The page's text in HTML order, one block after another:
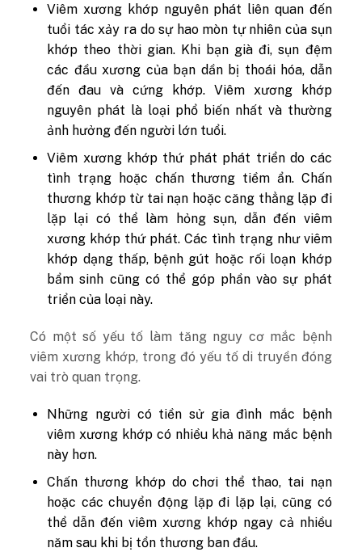
Viêm xương khớp nguyên phát liên quan đến
tuổi tác xảy ra do sự hao mòn tự nhiên của sụn
khớp theo thời gian. Khi bạn già đi, sụn đệm
các đầu xương của bạn dần bị thoái hóa, dẫn
đến đau và cứng khớp. Viêm xương khớp
nguyên phát là loại phổ biến nhất và thường
ảnh hưởng đến người lớn tuổi.
Viêm xương khớp thứ phát phát triển do các
tình trạng hoặc chấn thương tiềm ẩn. Chấn
thương khớp từ tai nạn hoặc căng thẳng lặp đi
lặp lại có thể làm hỏng sụn, dẫn đến viêm
xương khớp thứ phát. Các tình trạng như viêm
khớp dạng thấp, bệnh gút hoặc rối loạn khớp
bẩm sinh cũng có thể góp phần vào sự phát
triển của loại này.
Có một số yếu tố làm tăng nguy cơ mắc bệnh
viêm xương khớp, trong đó yếu tố di truyền đóng
vai trò quan trọng.
Những người có tiền sử gia đình mắc bệnh
viêm xương khớp có nhiều khả năng mắc bệnh
này hơn.
Chấn thương khớp do chơi thể thao, tai nạn
hoặc các chuyển động lặp đi lặp lại, cũng có
thể dẫn đến viêm xương khớp ngay cả nhiều
năm sau khi bị tổn thương ban đầu.